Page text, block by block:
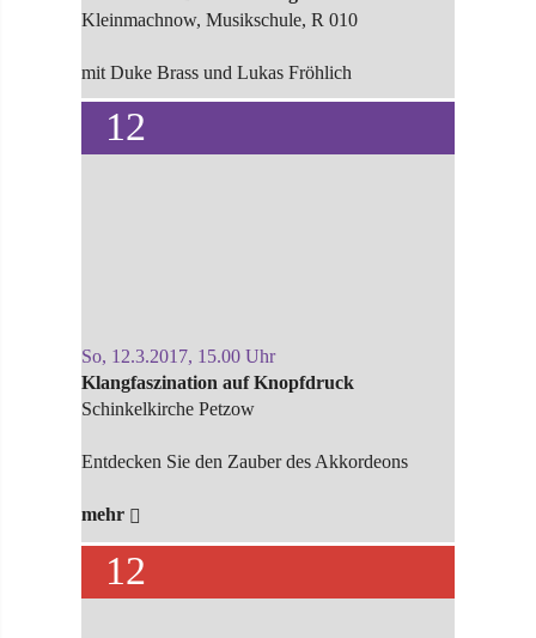
Kleinmachnow, Musikschule, R 010
mit Duke Brass und Lukas Fröhlich
12
So, 12.3.2017, 15.00 Uhr
Klangfaszination auf Knopfdruck
Schinkelkirche Petzow
Entdecken Sie den Zauber des Akkordeons
mehr
12